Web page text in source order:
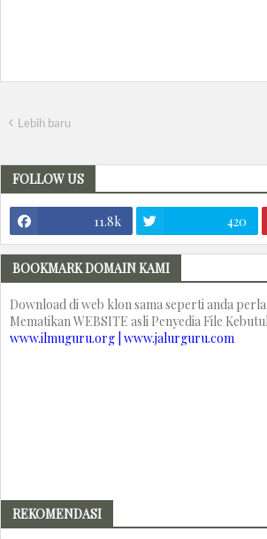
Lebih baru
FOLLOW US
11.8k 420
BOOKMARK DOMAIN KAMI
Download di web klon sama seperti anda
Mematikan WEBSITE asli Penyedia File
www.ilmuguru.org | www.jalurguru.com
REKOMENDASI